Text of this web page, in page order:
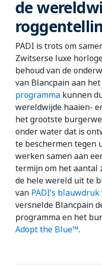
de
PADI is trots om
Zwitserse luxe
behoud van de
van Blancpain aan het
programma kunnen
wereldwijde haaien-
het grootste
onder water dat is
te beschermen tegen
werken samen aan
termijn om het aantal
de hele wereld uit te
van PADI’s
versnelde Blancpain
programma en het
Adopt the Blue™.